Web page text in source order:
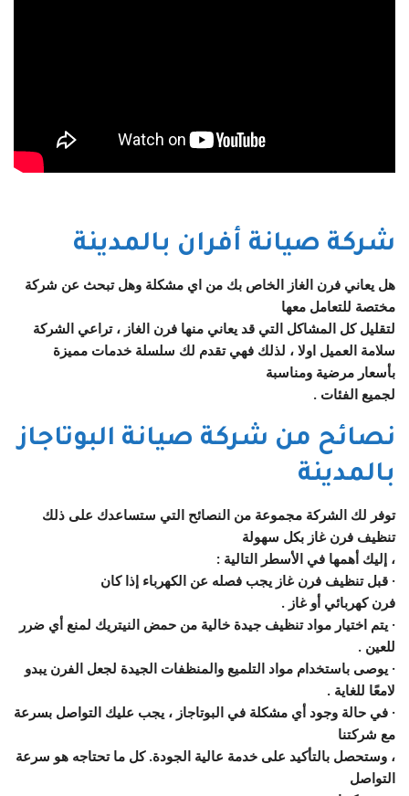
شركة صيانة أفران بالمدينة
هل يعاني فرن الغاز الخاص بك من اي مشكلة وهل تبحث عن شركة
مختصة للتعامل معها
لتقليل كل المشاكل التي قد يعاني منها فرن الغاز ، تراعي الشركة
سلامة العميل اولا ، لذلك فهي تقدم لك سلسلة خدمات مميزة
بأسعار مرضية ومناسبة
لجميع الفئات .
نصائح من شركة صيانة البوتاجاز
بالمدينة
توفر لك الشركة مجموعة من النصائح التي ستساعدك على ذلك
تنظيف فرن غاز بكل سهولة
، إليك أهمها في الأسطر التالية :
· قبل تنظيف فرن غاز يجب فصله عن الكهرباء إذا كان
فرن كهربائي أو غاز .
· يتم اختيار مواد تنظيف جيدة خالية من حمض النيتريك لمنع أي ضرر
للعين .
· يوصى باستخدام مواد التلميع والمنظفات الجيدة لجعل الفرن يبدو
لامعًا للغاية .
· في حالة وجود أي مشكلة في البوتاجاز ، يجب عليك التواصل بسرعة
مع شركتنا
، وستحصل بالتأكيد على خدمة عالية الجودة. كل ما تحتاجه هو سرعة
التواصل